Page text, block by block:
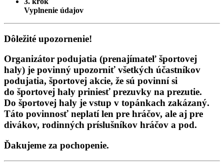
Vyplnenie údajov
Dôležité upozornenie!
Organizátor podujatia (prenajímateľ športovej
haly) je povinný upozorniť všetkých účastníkov
podujatia, športovej akcie, že sú povinní si
do športovej haly priniesť prezuvky na prezutie.
Do športovej haly je vstup v topánkach zakázaný.
Táto povinnosť neplatí len pre hráčov, ale aj pre
divákov, rodinných príslušníkov hráčov a pod.
Ďakujeme za pochopenie.